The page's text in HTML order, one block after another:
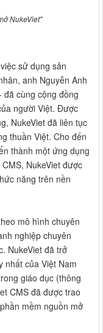
NukeViet"
sử dụng sản
anh Nguyễn Anh
đã cùng cộng đồng
người Việt. Được
NukeViet đã liên tục
thuần Việt. Cho đến
thành một ứng dụng
NukeViet được
năng trên nền
mô hình chuyên
nghiệp chuyên
NukeViet đã trở
nhất của Việt Nam
giáo dục (thông
CMS đã được trao
mềm nguồn mở